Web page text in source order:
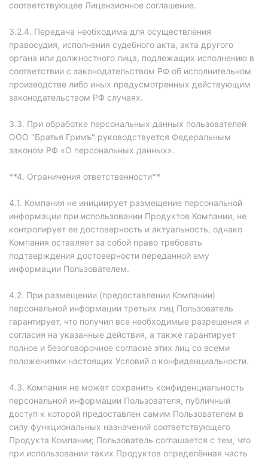
соответствующее Лицензионное соглашение.
3.2.4. Передача необходима для осуществления
правосудия, исполнения судебного акта, акта другого
органа или должностного лица, подлежащих исполнению в
соответствии с законодательством РФ об исполнительном
производстве либо иных предусмотренных действующим
законодательством РФ случаях.
3.3. При обработке персональных данных пользователей
ООО "Братья Гримъ" руководствуется Федеральным
законом РФ «О персональных данных».
**4. Ограничения ответственности**
4.1. Компания не инициирует размещение персональной
информации при использовании Продуктов Компании, не
контролирует ее достоверность и актуальность, однако
Компания оставляет за собой право требовать
подтверждения достоверности переданной ему
информации Пользователем.
4.2. При размещении (предоставлении Компании)
персональной информации третьих лиц Пользователь
гарантирует, что получил все необходимые разрешения и
согласия на указанные действия, а также гарантирует
полное и безоговорочное согласие этих лиц со всеми
положениями настоящих Условий о конфиденциальности.
4.3. Компания не может сохранить конфиденциальность
персональной информации Пользователя, публичный
доступ к которой предоставлен самим Пользователем в
силу функциональных назначений соответствующего
Продукта Компании; Пользователь соглашается с тем, что
при использовании таких Продуктов определённая часть